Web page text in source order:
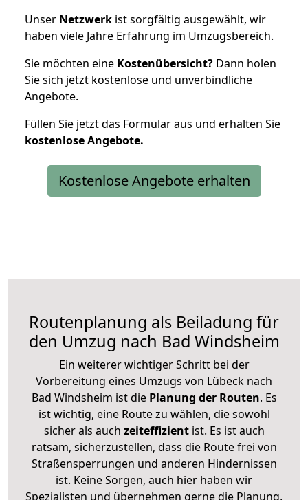
Unser Netzwerk ist sorgfältig ausgewählt, wir
haben viele Jahre Erfahrung im Umzugsbereich.
Sie möchten eine Kostenübersicht? Dann holen
Sie sich jetzt kostenlose und unverbindliche
Angebote.
Füllen Sie jetzt das Formular aus und erhalten Sie
kostenloseAngebote.
Kostenlose Angebote erhalten
Routenplanung als Beiladung für
den Umzug nach Bad Windsheim
Ein weiterer wichtiger Schritt bei der
Vorbereitung eines Umzugs von Lübeck nach
Bad Windsheim ist diePlanung der Routen. Es
ist wichtig, eine Route zu wählen, die sowohl
sicher als auch zeiteffizientist. Es ist auch
ratsam, sicherzustellen, dass die Route frei von
Straßensperrungen und anderen Hindernissen
ist. Keine Sorgen, auch hier haben wir
Spezialisten und übernehmen gerne die Planung,